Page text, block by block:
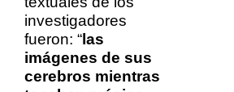
investigadores
fueron: “ las
imágenes de sus
cerebros mientras